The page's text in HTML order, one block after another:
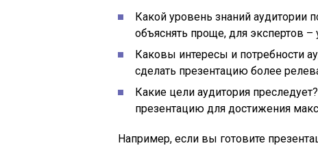
Какой уровень знаний аудитории
объяснять проще, для экспертов –
Каковы интересы и потребности
сделать презентацию более
Какие цели аудитория
презентацию для достижения
Например, если вы готовите